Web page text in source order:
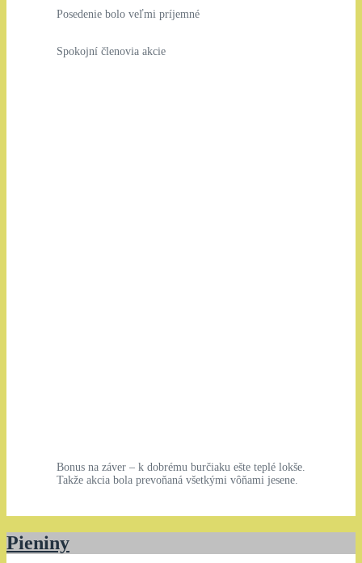
Posedenie bolo veľmi príjemné
Spokojní členovia akcie
Bonus na záver – k dobrému burčiaku ešte teplé lokše.
Takže akcia bola prevoňaná všetkými vôňami jesene.
Pieniny